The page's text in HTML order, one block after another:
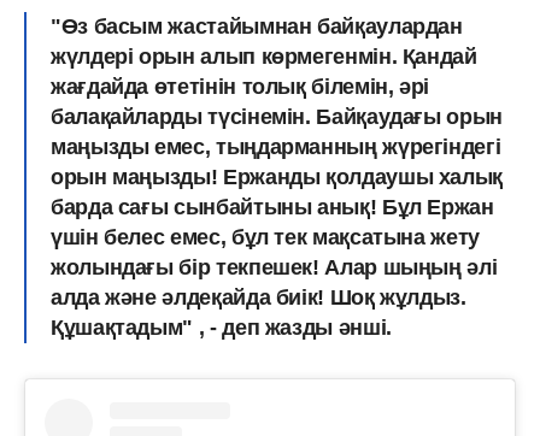
"Өз басым жастайымнан байқаулардан
жүлдері орын алып көрмегенмін. Қандай
жағдайда өтетінін толық білемін, әрі
балақайларды түсінемін. Байқаудағы орын
маңызды емес, тыңдарманның жүрегіндегі
орын маңызды! Ержанды қолдаушы халық
барда сағы сынбайтыны анық! Бұл Ержан
үшін белес емес, бұл тек мақсатына жету
жолындағы бір текпешек! Алар шыңың әлі
алда және әлдеқайда биік! Шоқ жұлдыз.
Құшақтадым" , - деп жазды әнші.